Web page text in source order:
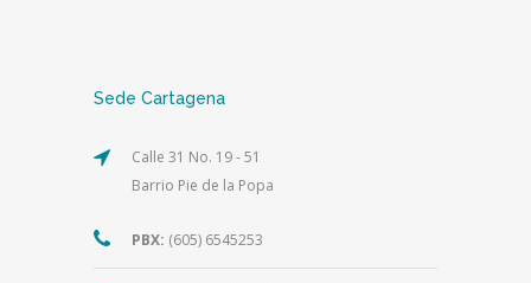
Sede Cartagena
Calle 31 No. 19 - 51
Barrio Pie de la Popa
PBX: (605) 6545253